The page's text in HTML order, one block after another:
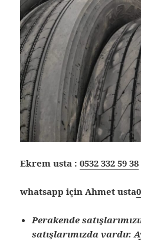
Ekrem usta :0532 332 59 38
whatsapp için Ahmet usta
Perakende
satışlarımızda vardır.